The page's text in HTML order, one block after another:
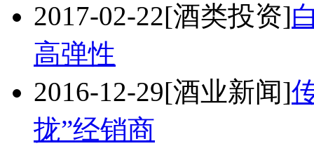
2017-02-22[酒类投资]
高弹性
2016-12-29[酒业新闻]
拢”经销商